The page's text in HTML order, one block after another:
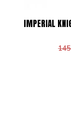
IMPERIAL